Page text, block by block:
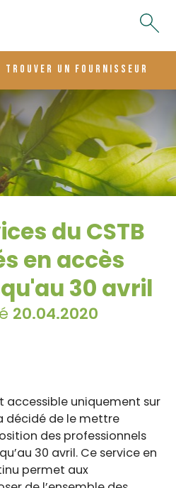
trouver un fournisseur
du CSTB
en accès
30 avril
20.04.2020
accessible uniquement sur
décidé de le mettre
des professionnels
30 avril. Ce service en
permet aux